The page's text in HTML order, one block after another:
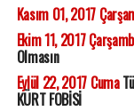
Kasım 01, 2017
Ekim 11, 2017
Olmasın
Eylül 22, 2017 Cuma
KÜRT FOBİSİ